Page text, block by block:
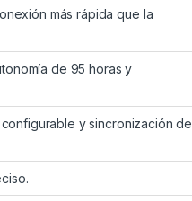
más rápida que la
de 95 horas y
y sincronización de